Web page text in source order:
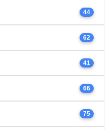
44
62
41
66
75